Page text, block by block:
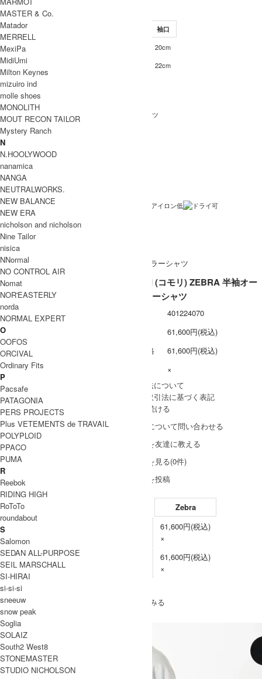
SIZE
サイズ 袖口
2 20cm
3 22cm
INFORMATION
ブランド名
商品名 ZEBRA 半袖オープンカラーシャツ
型番
カラー
素材
生産国 日本製
洗濯表記
裏地 / 透け感
備考
COMOLI (コモリ) ZEBRA 半袖オー
プンカラーシャツ
401224070
61,600円(税込)
販売価格
61,600円(税込)
×
» 採寸方法について
» 特定商取引法に基づく表記
買い物を続ける
この商品について問い合わせる
この商品を友達に教える
レビューを見る(0件)
レビューを投稿
Zebra
61,600円(税込)
×
61,600円(税込)
×
SOLD OUT
» もうすこしCOMOLI (コモリ)のアイテムをみる
MASTER & Co.
Matador
MERRELL
MexiPa
MidiUmi
Milton Keynes
mizuiro ind
molle shoes
MONOLITH
MOUT RECON TAILOR
Mystery Ranch
N
N.HOOLYWOOD
nanamica
NANGA
NEUTRALWORKS.
NEW BALANCE
NEW ERA
nicholson and nicholson
Nine Tailor
nisica
NNormal
NO CONTROL AIR
Nomat
NOR'EASTERLY
norda
NORMAL EXPERT
O
OOFOS
ORCIVAL
Ordinary Fits
P
Pacsafe
PATAGONIA
PERS PROJECTS
Plus VETEMENTS de TRAVAIL
POLYPLOID
PPACO
PUMA
R
Reebok
RIDING HIGH
RoToTo
roundabout
S
Salomon
SEDAN ALL-PURPOSE
SEIL MARSCHALL
SI-HIRAI
si-si-si
sneeuw
snow peak
Soglia
SOLAIZ
South2 West8
STONEMASTER
STUDIO NICHOLSON